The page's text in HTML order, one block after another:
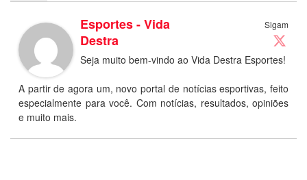
Sigam
Esportes - Vida
Destra
Seja muito bem-vindo ao Vida Destra Esportes!
A partir de agora um, novo portal de notícias esportivas, feito
especialmente para você. Com notícias, resultados, opiniões
e muito mais.